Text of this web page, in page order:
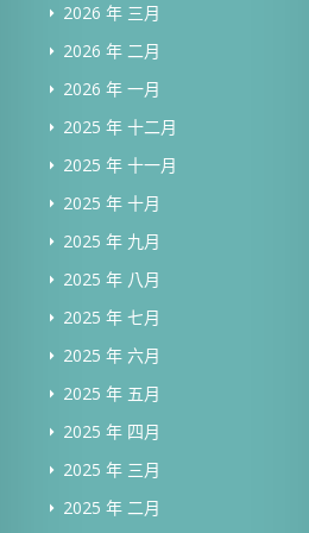
2026 年 三月
2026 年 二月
2026 年 一月
2025 年 十二月
2025 年 十一月
2025 年 十月
2025 年 九月
2025 年 八月
2025 年 七月
2025 年 六月
2025 年 五月
2025 年 四月
2025 年 三月
2025 年 二月